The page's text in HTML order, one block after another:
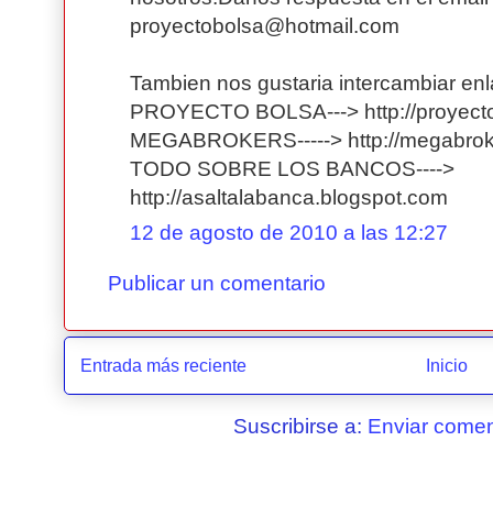
proyectobolsa@hotmail.com
Tambien nos gustaria intercambiar
PROYECTO BOLSA---> http://
MEGABROKERS-----> http://
TODO SOBRE LOS BANCOS---->
http://asaltalabanca.blogspot.com
12 de agosto de 2010 a las 12:27
Publicar un comentario
Entrada más reciente Inicio
Suscribirse a: Enviar